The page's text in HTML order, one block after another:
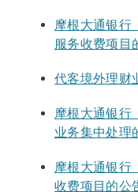
摩根大通银行
服务收费项目
代客境外理财
摩根大通银行
业务集中处理
摩根大通银行
收费项目的公